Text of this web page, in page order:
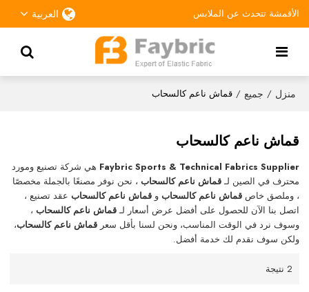
الأقمشة تتحدث عن الملابس العربية
منزل / جميع / قماش ناعم كالسحاب
قماش ناعم كالسحاب
Faybric Sports & Technical Fabrics Supplier هي شركة تصنيع ومورد
محترف في الصين لـقماش ناعم كالسحاب ، نحن نوفر مصنعًا بالجملة مخصصًا
، وملصق خاصقماش ناعم كالسحاب وقماش ناعم كالسحاب عقد تصنيع ،
اتصل بنا الآن للحصول على أفضل عرض أسعار لـقماش ناعم كالسحاب ،
وسوف نرد في الوقت المناسب، ونحن لسنا بأقل سعرقماش ناعم كالسحاب،
ولكن سوف نقدم لك خدمة أفضل.
2 نتيجة